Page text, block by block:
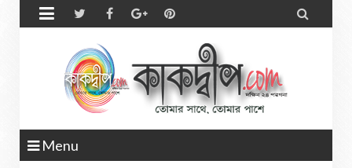
 
Menu